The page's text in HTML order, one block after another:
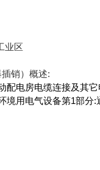
业区
销）概述:
配电房电缆连接及其
用电气设备第1部